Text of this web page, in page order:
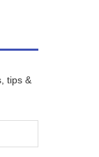
tips &